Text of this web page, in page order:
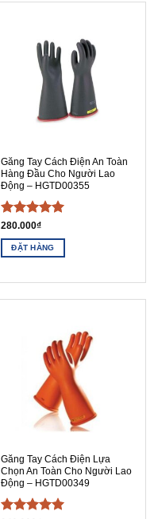
Găng Tay Cách Điện An Toàn
Hàng Đầu Cho Người Lao
Động – HGTD00355
Được xếp
hạng55
sao
280.000₫
ĐẶT HÀNG
Găng Tay Cách Điện Lựa
Chọn An Toàn Cho Người Lao
Động – HGTD00349